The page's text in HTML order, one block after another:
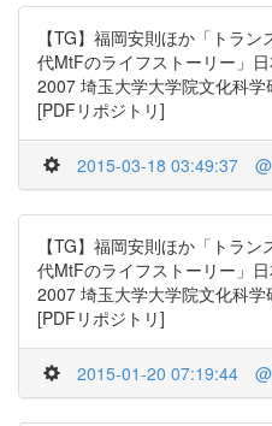
【TG】福岡安則ほか「トラ
代MtFのライフストーリー」
2007 埼玉大学大学院文化科
[PDFリポジトリ]
2015-03-18 03:49:37
【TG】福岡安則ほか「トラ
代MtFのライフストーリー」
2007 埼玉大学大学院文化科
[PDFリポジトリ]
2015-01-20 07:19:44